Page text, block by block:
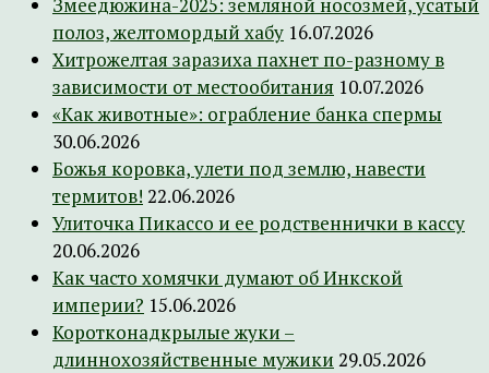
полоз, желтомордый хабу 16.07.2026
Хитрожелтая заразиха пахнет по-разному в
зависимости от местообитания 10.07.2026
«Как животные»: ограбление банка спермы
30.06.2026
Божья коровка, улети под землю, навести
термитов! 22.06.2026
Улиточка Пикассо и ее родственнички в кассу
20.06.2026
Как часто хомячки думают об Инкской
империи? 15.06.2026
Коротконадкрылые жуки –
длиннохозяйственные мужики 29.05.2026